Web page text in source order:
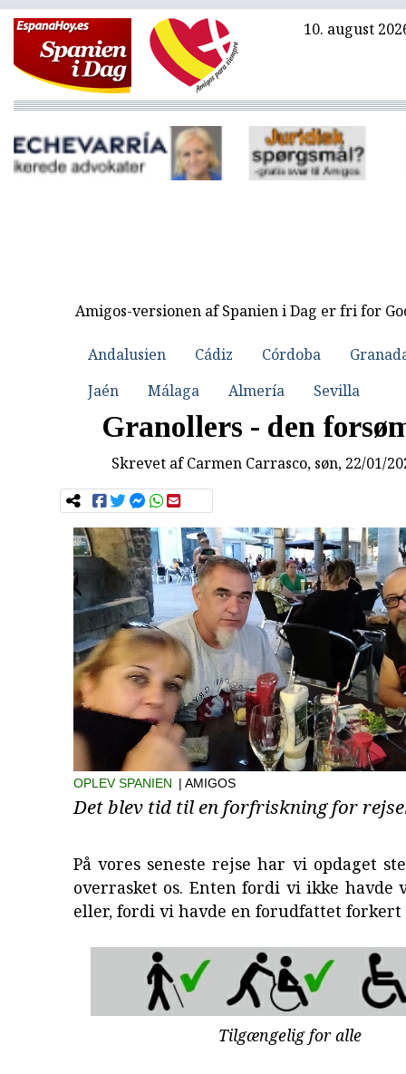
10. august
Amigos-versionen af Spanien i Dag er fri for
Andalusien Cádiz Córdoba
Jaén
Málaga Almería Sevilla
Granollers - den
Skrevet afCarmen Carrasco, søn, 22/01/
OPLEV SPANIEN | AMIGOS
Det blev tid til en forfriskning for
På vores seneste rejse har vi opdaget
overrasket os. Enten fordi vi ikke
eller, fordi vi havde en forudfattet forkert
Tilgængelig for alle